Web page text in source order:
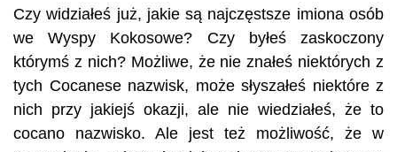
Czy widziałeś już, jakie są najczęstsze imiona osób
we Wyspy Kokosowe? Czy byłeś zaskoczony
którymś z nich? Możliwe, że nie znałeś niektórych z
tych Cocanese nazwisk, może słyszałeś niektóre z
nich przy jakiejś okazji, ale nie wiedziałeś, że to
cocano nazwisko. Ale jest też możliwość, że w